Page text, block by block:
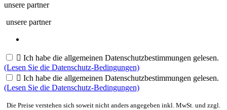
unsere partner
unsere partner
 Ich habe die allgemeinen Datenschutzbestimmungen gelesen.
(Lesen Sie die Datenschutz-Bedingungen)
 Ich habe die allgemeinen Datenschutzbestimmungen gelesen.
(Lesen Sie die Datenschutz-Bedingungen)
Die Preise verstehen sich soweit nicht anders angegeben inkl. MwSt. und zzgl.